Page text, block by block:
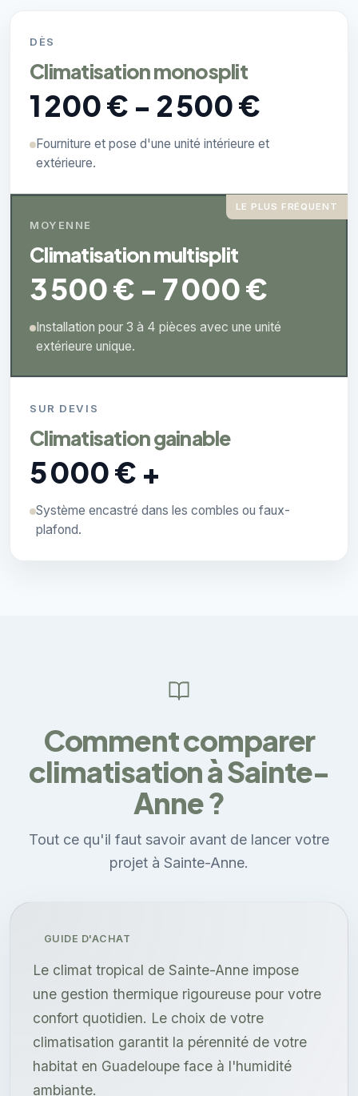
DÈS
Climatisation monosplit
1 200 € - 2 500 €
Fourniture et pose d'une unité intérieure et
extérieure.
LE PLUS FRÉQUENT
MOYENNE
Climatisation multisplit
3 500 € - 7 000 €
Installation pour 3 à 4 pièces avec une unité
extérieure unique.
SUR DEVIS
Climatisation gainable
5 000 € +
Système encastré dans les combles ou faux-
plafond.
Comment comparer
climatisation à Sainte-
Anne ?
Tout ce qu'il faut savoir avant de lancer votre
projet à Sainte-Anne.
GUIDE D'ACHAT
Le climat tropical de Sainte-Anne impose
une gestion thermique rigoureuse pour votre
confort quotidien. Le choix de votre
climatisation garantit la pérennité de votre
habitat en Guadeloupe face à l'humidité
ambiante.